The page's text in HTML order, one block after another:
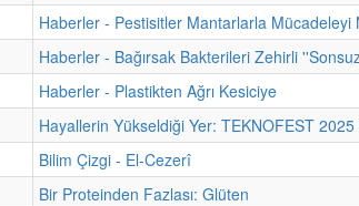
Haberler - Pestisitler Mantarlarla Mücadeleyi
Haberler - Bağırsak Bakterileri Zehirli
Haberler - Plastikten Ağrı Kesiciye
Hayallerin Yükseldiği Yer: TEKNOFEST
Bilim Çizgi - El-Cezerî
Bir Proteinden Fazlası: Glüten